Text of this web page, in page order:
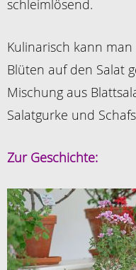
schleimlösend.
Kulinarisch kann
Blüten auf den Salat
Mischung aus
Salatgurke und
Zur Geschichte: